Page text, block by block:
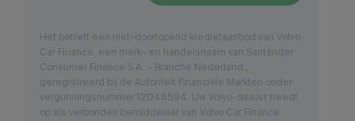
Het betreft een niet-doorlopend kredietaanbod van Volvo
Car Finance, een merk- en handelsnaam van Santander
Consumer Finance S.A. – Branche Nederland.,
geregistreerd bij de Autoriteit Financiële Markten onder
vergunningsnummer 12048594. Uw Volvo-dealer treedt
op als verbonden bemiddelaar van Volvo Car Finance.